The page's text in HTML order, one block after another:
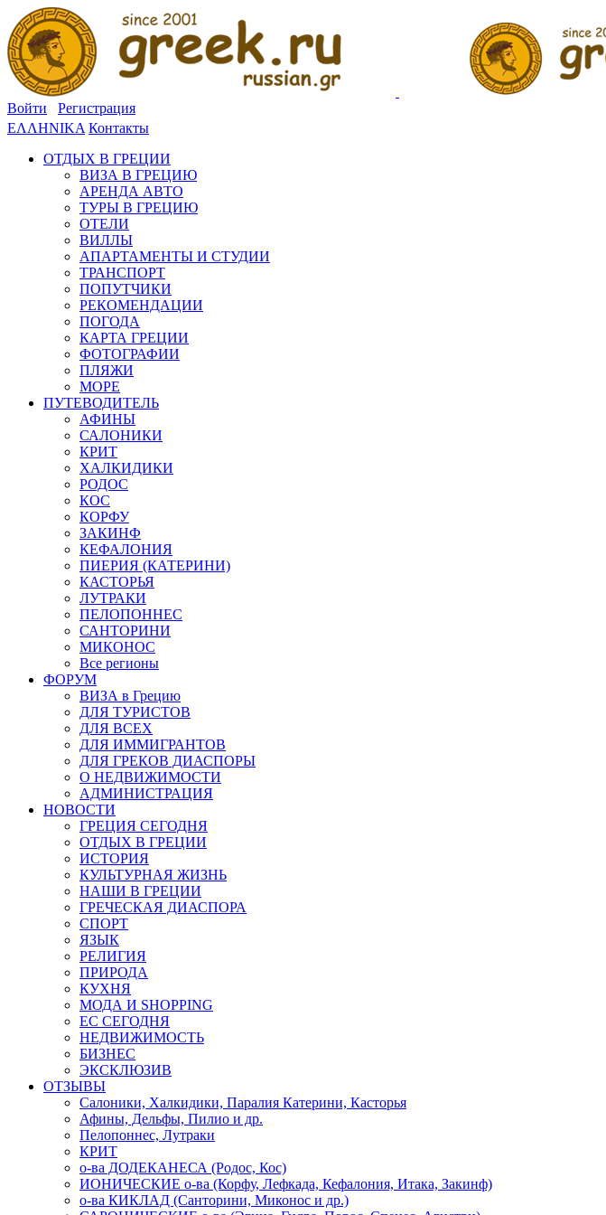
Войти
Регистрация
ΕΛΛΗΝΙΚΑ Контакты
ОТДЫХ В ГРЕЦИИ
ВИЗА В ГРЕЦИЮ
АРЕНДА АВТО
ТУРЫ В ГРЕЦИЮ
ОТЕЛИ
ВИЛЛЫ
АПАРТАМЕНТЫ И СТУДИИ
ТРАНСПОРТ
ПОПУТЧИКИ
РЕКОМЕНДАЦИИ
ПОГОДА
КАРТА ГРЕЦИИ
ФОТОГРАФИИ
ПЛЯЖИ
МОРЕ
ПУТЕВОДИТЕЛЬ
АФИНЫ
САЛОНИКИ
КРИТ
ХАЛКИДИКИ
РОДОС
КОС
КОРФУ
ЗАКИНФ
КЕФАЛОНИЯ
ПИЕРИЯ (КАТЕРИНИ)
КАСТОРЬЯ
ЛУТРАКИ
ПЕЛОПОННЕС
САНТОРИНИ
МИКОНОС
Все регионы
ФОРУМ
ВИЗА в Грецию
ДЛЯ ТУРИСТОВ
ДЛЯ ВСЕХ
ДЛЯ ИММИГРАНТОВ
ДЛЯ ГРЕКОВ ДИАСПОРЫ
О НЕДВИЖИМОСТИ
АДМИНИСТРАЦИЯ
НОВОСТИ
ГРЕЦИЯ СЕГОДНЯ
ОТДЫХ В ГРЕЦИИ
ИСТОРИЯ
КУЛЬТУРНАЯ ЖИЗНЬ
НАШИ В ГРЕЦИИ
ГРЕЧЕСКАЯ ДИАСПОРА
СПОРТ
ЯЗЫК
РЕЛИГИЯ
ПРИРОДА
КУХНЯ
МОДА И SHOPPING
ЕС СЕГОДНЯ
НЕДВИЖИМОСТЬ
БИЗНЕС
ЭКСКЛЮЗИВ
ОТЗЫВЫ
Салоники, Халкидики, Паралия Катерини, Касторья
Афины, Дельфы, Пилио и др.
Пелопоннес, Лутраки
КРИТ
о-ва ДОДЕКАНЕСА (Родос, Кос)
ИОНИЧЕСКИЕ о-ва (Корфу, Лефкада, Кефалония, Итака, Закинф)
о-ва КИКЛАД (Санторини, Миконос и др.)